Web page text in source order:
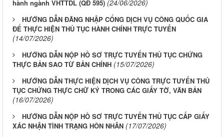
hành ngành VHTTDL (QĐ 595) (24/06/2026)
HƯỚNG DẪN ĐĂNG NHẬP CỔNG DỊCH VỤ CÔNG QUỐC GIA
ĐỂ THỰC HIỆN THỦ TỤC HÀNH CHÍNH TRỰC TUYẾN
(14/07/2026)
HƯỚNG DẪN NỘP HỒ SƠ TRỰC TUYẾN THỦ TỤC CHỨNG
THỰC BẢN SAO TỪ BẢN CHÍNH (15/07/2026)
HƯỚNG DẪN THỰC HIỆN DỊCH VỤ CÔNG TRỰC TUYẾN THỦ
TỤC CHỨNG THỰC CHỮ KÝ TRONG CÁC GIẤY TỜ, VĂN BẢN
(16/07/2026)
HƯỚNG DẪN NỘP HỒ SƠ TRỰC TUYẾN THỦ TỤC CẤP GIẤY
XÁC NHẬN TÌNH TRẠNG HÔN NHÂN (17/07/2026)